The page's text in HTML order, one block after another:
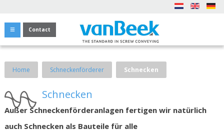
Contact
Home Schneckenförderer Schnecken
Schnecken
Außer Schneckenförderanlagen fertigen wir natürlich
auch Schnecken als Bauteile für alle